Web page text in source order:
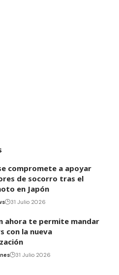
compromete a apoyar
de socorro tras el
en Japón
31 Julio 2026
ahora te permite mandar
con la nueva
31 Julio 2026